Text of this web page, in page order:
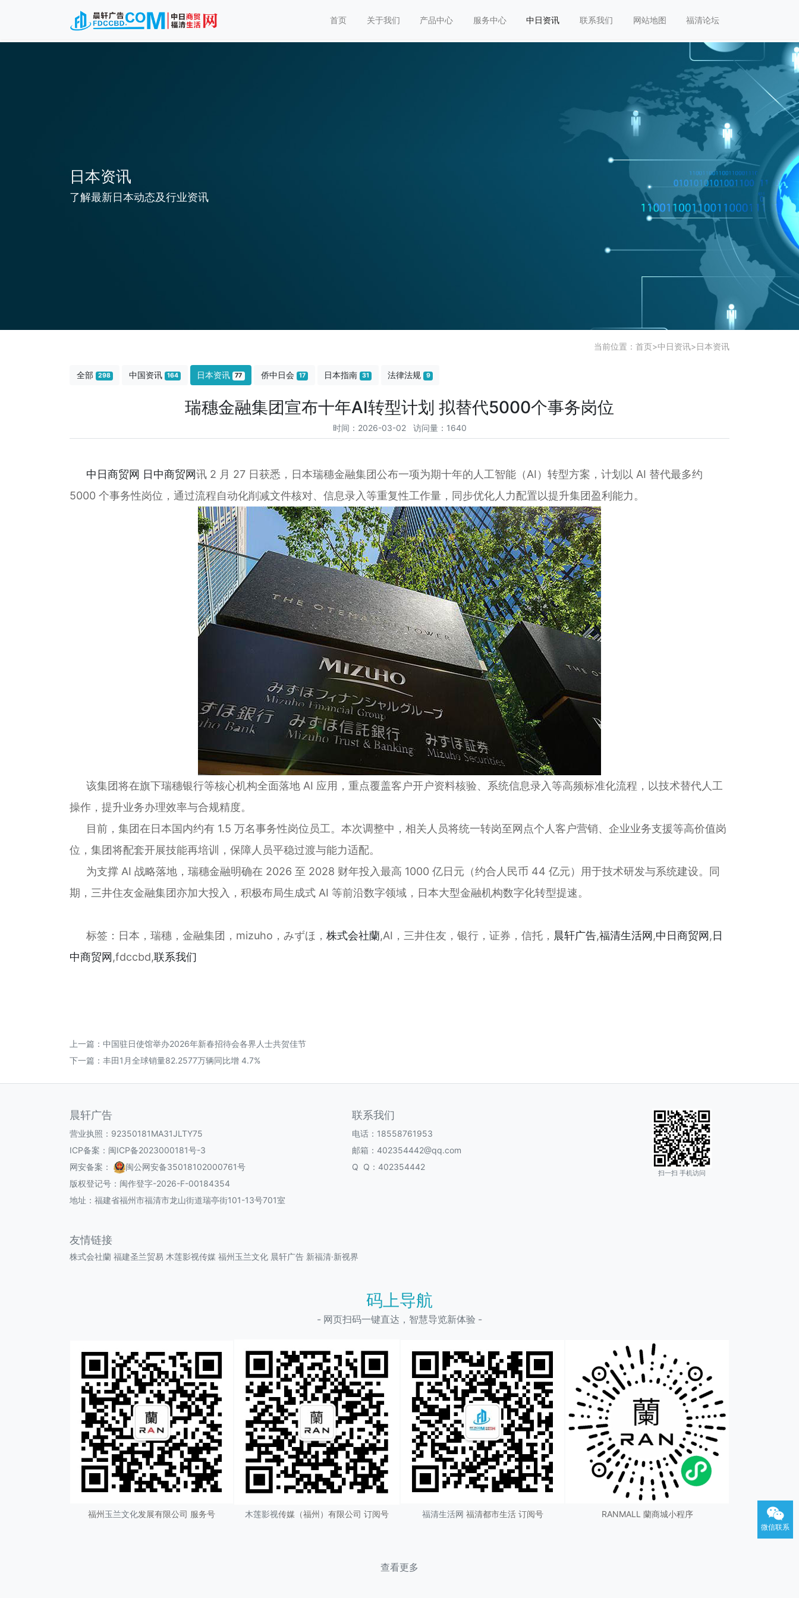
首页 关于我们 产品中心 服务中心 中日资讯 联系我们 网站地图 福清论坛
日本资讯
了解最新日本动态及行业资讯
当前位置： 首页>中日资讯>日本资讯
全部 298 中国资讯 164 日本资讯 77 侨中日会 17 日本指南 31 法律法规 9
瑞穗金融集团宣布十年AI转型计划 拟替代5000个事务岗位
时间：2026-03-02 访问量：1640
中日商贸网 日中商贸网讯 2 月 27 日获悉，日本瑞穗金融集团公布一项为期十年的人工智能（AI）转型方案，计划以 AI 替代最多约
5000 个事务性岗位，通过流程自动化削减文件核对、信息录入等重复性工作量，同步优化人力配置以提升集团盈利能力。
该集团将在旗下瑞穗银行等核心机构全面落地 AI 应用，重点覆盖客户开户资料核验、系统信息录入等高频标准化流程，以技术替代人工
操作，提升业务办理效率与合规精度。
目前，集团在日本国内约有 1.5 万名事务性岗位员工。本次调整中，相关人员将统一转岗至网点个人客户营销、企业业务支援等高价值岗
位，集团将配套开展技能再培训，保障人员平稳过渡与能力适配。
为支撑 AI 战略落地，瑞穗金融明确在 2026 至 2028 财年投入最高 1000 亿日元（约合人民币 44 亿元）用于技术研发与系统建设。同
期，三井住友金融集团亦加大投入，积极布局生成式 AI 等前沿数字领域，日本大型金融机构数字化转型提速。
标签：日本，瑞穗，金融集团，mizuho，みずほ， 株式会社蘭,AI，三井住友，银行，证券，信托， 晨轩广告,福清生活网,中日商贸网,日
中商贸网,fdccbd,联系我们
上一篇： 中国驻日使馆举办2026年新春招待会各界人士共贺佳节
下一篇： 丰田1月全球销量82.2577万辆同比增 4.7%
晨轩广告
营业执照：92350181MA31JLTY75
ICP备案： 闽ICP备2023000181号-3
网安备案：
闽公网安备35018102000761号
版权登记号： 闽作登字-2026-F-00184354
地址：福建省福州市福清市龙山街道瑞亭街101-13号701室
联系我们
电话：18558761953
邮箱：402354442@qq.com
Q Q：402354442
扫一扫 手机访问
友情链接
株式会社蘭 福建圣兰贸易 木莲影视传媒 福州玉兰文化 晨轩广告 新福清·新视界
码上导航
- 网页扫码一键直达，智慧导览新体验 -
福州玉兰文化发展有限公司 服务号 木莲影视传媒（福州）有限公司 订阅号 福清生活网 福清都市生活 订阅号 RANMALL 蘭商城小程序
查看更多
微信联系